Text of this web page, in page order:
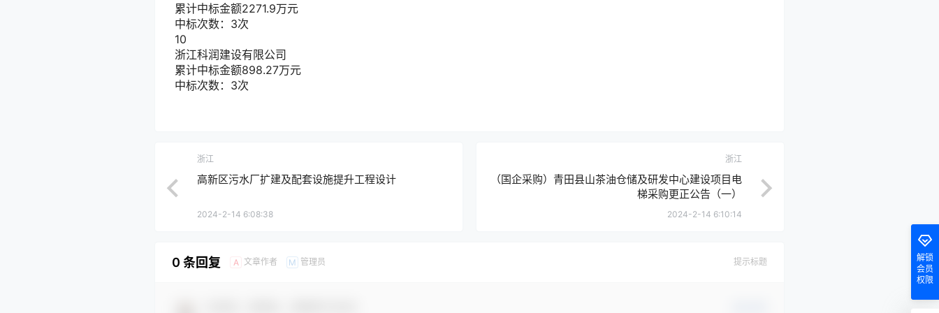
累计中标金额2271.9万元
中标次数：3次
10
浙江科润建设有限公司
累计中标金额898.27万元
中标次数：3次
浙江
高新区污水厂扩建及配套设施提升工程设计
2024-2-14 6:08:38
浙江
（国企采购）青田县山茶油仓储及研发中心建设项目电
梯采购更正公告（一）
2024-2-14 6:10:14
0 条回复 A 文章作者 M 管理员 提示标题
解锁
会员
权限